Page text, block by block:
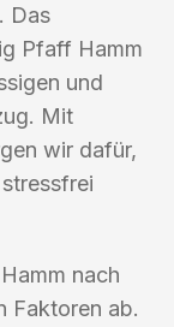
Das
Pfaff Hamm
und
Mit
wir dafür,
nach
Faktoren ab.